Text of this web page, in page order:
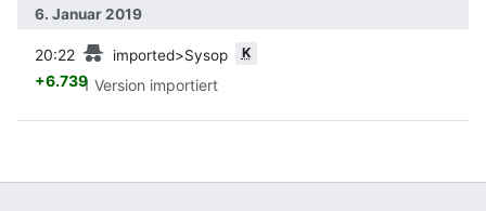
6. Januar 2019
20:22 imported>Sysop K
+6.7391 Version importiert